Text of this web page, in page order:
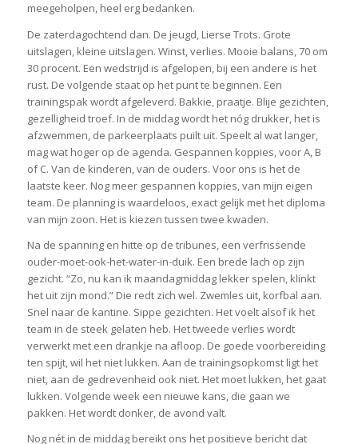
meegeholpen, heel erg bedanken.
De zaterdagochtend dan. De jeugd, Lierse Trots. Grote
uitslagen, kleine uitslagen. Winst, verlies. Mooie balans, 70 om
30 procent. Een wedstrijd is afgelopen, bij een andere is het
rust. De volgende staat op het punt te beginnen. Een
trainingspak wordt afgeleverd. Bakkie, praatje. Blije gezichten,
gezelligheid troef. In de middag wordt het nóg drukker, het is
afzwemmen, de parkeerplaats puilt uit. Speelt al wat langer,
mag wat hoger op de agenda. Gespannen koppies, voor A, B
of C. Van de kinderen, van de ouders. Voor ons is het de
laatste keer. Nog meer gespannen koppies, van mijn eigen
team. De planning is waardeloos, exact gelijk met het diploma
van mijn zoon. Het is kiezen tussen twee kwaden.
Na de spanning en hitte op de tribunes, een verfrissende
ouder-moet-ook-het-water-in-duik. Een brede lach op zijn
gezicht. “Zo, nu kan ik maandagmiddag lekker spelen, klinkt
het uit zijn mond.” Die redt zich wel. Zwemles uit, korfbal aan.
Snel naar de kantine. Sippe gezichten. Het voelt alsof ik het
team in de steek gelaten heb. Het tweede verlies wordt
verwerkt met een drankje na afloop. De goede voorbereiding
ten spijt, wil het niet lukken. Aan de trainingsopkomst ligt het
niet, aan de gedrevenheid ook niet. Het moet lukken, het gaat
lukken. Volgende week een nieuwe kans, die gaan we
pakken. Het wordt donker, de avond valt.
Nog nét in de middag bereikt ons het positieve bericht dat